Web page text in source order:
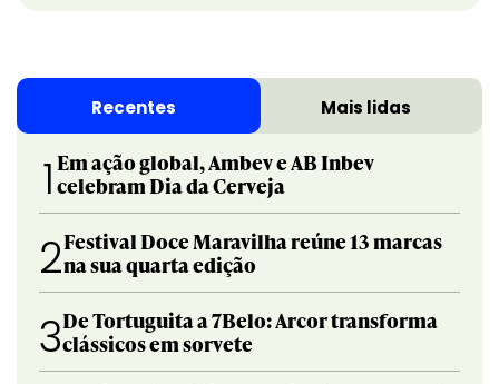
Recentes Mais lidas
1 Em ação global, Ambev e AB Inbev
celebram Dia da Cerveja
2Festival Doce Maravilha reúne 13 marcas
na sua quarta edição
3De Tortuguita a 7Belo: Arcor transforma
clássicos em sorvete